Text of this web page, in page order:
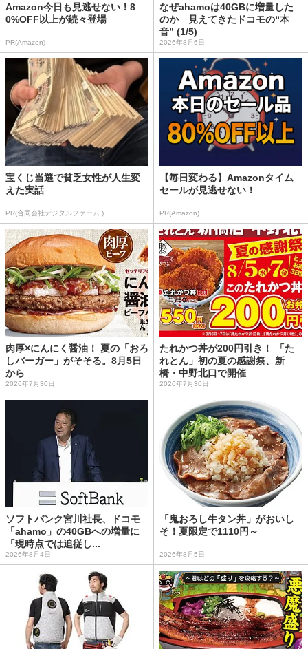
Amazon今日も見逃せない！8
0%OFF以上が続々登場
PR(Amazon)
なぜahamoは40GBに増量した
のか 見えてきたドコモの“本
音” (1/5)
2026年8月6日
宝くじ当選で貧乏女性が人生変
えた実話
PR(合同会社デジタルファーム )
【毎日変わる】Amazonタイム
セールが見逃せない！
PR(Amazon)
肉厚×にんにく醤油！ 夏の「おろ
しバーガー」がそそる。8月5日
から
2026年7月30日
たれかつ丼が200円引き！ 「た
れとん」初の夏の感謝祭、新
橋・中野北口で開催
2026年7月30日
ソフトバンク宮川社長、ドコモ
「ahamo」の40GBへの増量に
「現時点では追従し...
2026年8月4日
「鬼おろし牛タン丼」がおいし
そ！夏限定で1110円～
2026年8月5日